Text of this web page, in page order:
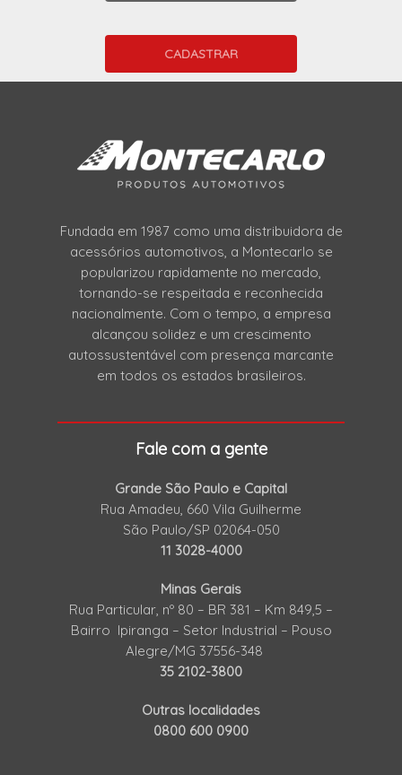
Fundada em 1987 como uma distribuidora de
acessórios automotivos, a Montecarlo se
popularizou rapidamente no mercado,
tornando-se respeitada e reconhecida
nacionalmente. Com o tempo, a empresa
alcançou solidez e um crescimento
autossustentável com presença marcante
em todos os estados brasileiros.
Fale com a gente
Grande São Paulo e Capital
Rua Amadeu, 660 Vila Guilherme
São Paulo/SP 02064-050
11 3028-4000
Minas Gerais
Rua Particular, nº 80 – BR 381 – Km 849,5 –
Bairro Ipiranga – Setor Industrial – Pouso
Alegre/MG 37556-348
35 2102-3800
Outras localidades
0800 600 0900